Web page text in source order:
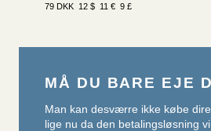
79 DKK 12 $ 11 € 9 £
MÅ DU BARE EJE
Man kan desværre ikke købe
lige nu da den betalingsløsning